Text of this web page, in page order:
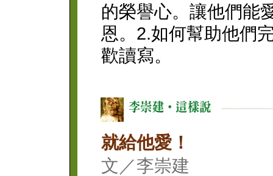
的榮譽心。讓他們能
恩。2.如何幫助他們
歡讀寫。
就給他愛！
文／李崇建